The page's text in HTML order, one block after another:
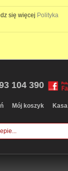
się więcej Polityka
104 390
Mój koszyk Kasa